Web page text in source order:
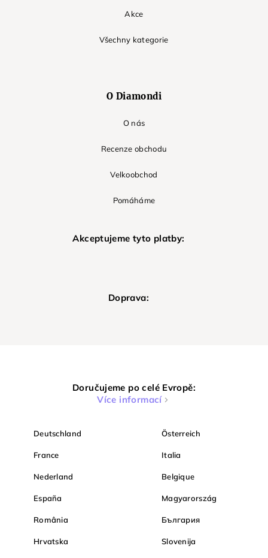
Akce
Všechny kategorie
O Diamondi
O nás
Recenze obchodu
Velkoobchod
Pomáháme
Akceptujeme tyto platby:
Doprava:
Doručujeme po celé Evropě:
Více informací
Deutschland Österreich
France Italia
Nederland Belgique
España Magyarország
România България
Hrvatska Slovenija